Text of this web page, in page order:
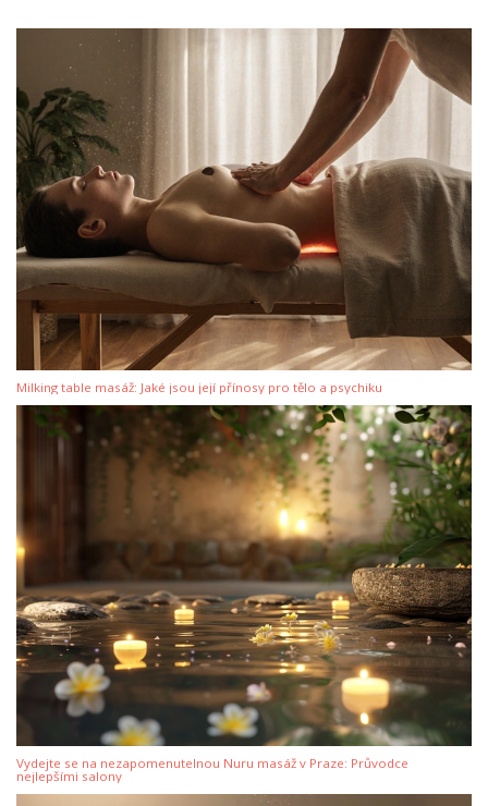
Milking table masáž: Jaké jsou její přínosy pro tělo a psychiku
Vydejte se na nezapomenutelnou Nuru masáž v Praze: Průvodce
nejlepšími salony